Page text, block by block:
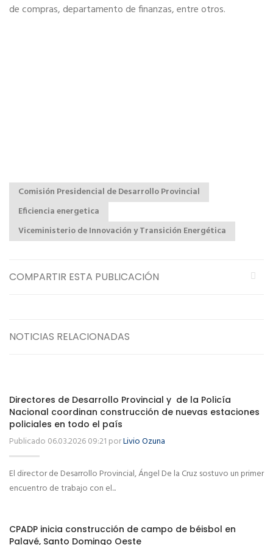
de compras, departamento de finanzas, entre otros.
Comisión Presidencial de Desarrollo Provincial
Eficiencia energetica
Viceministerio de Innovación y Transición Energética
COMPARTIR ESTA PUBLICACIÓN
NOTICIAS RELACIONADAS
Directores de Desarrollo Provincial y de la Policía
Nacional coordinan construcción de nuevas estaciones
policiales en todo el país
Publicado 06.03.2026 09:21 porLivio Ozuna
El director de Desarrollo Provincial, Ángel De la Cruz sostuvo un primer
encuentro de trabajo con el...
CPADP inicia construcción de campo de béisbol en
Palavé, Santo Domingo Oeste